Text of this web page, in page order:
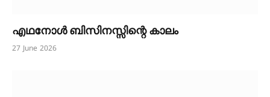
എഥനോൾ ബിസിനസ്സിന്റെ കാലം
27 June 2026